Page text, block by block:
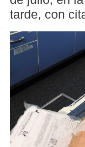
tarde, con